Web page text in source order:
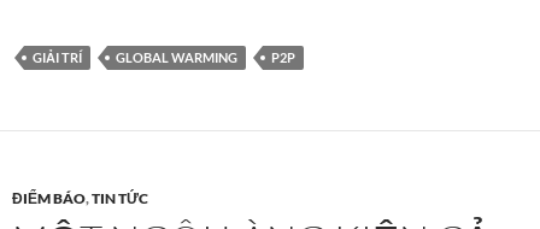
GIẢI TRÍ GLOBAL WARMING P2P
ĐIỂM BÁO,TIN TỨC